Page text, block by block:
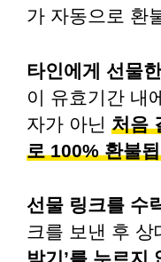
가 자동으로 환
타인에게 선물
이 유효기간 내
자가 아닌 처음
로 100% 환불
선물 링크를 수
크를 보낸 후 상